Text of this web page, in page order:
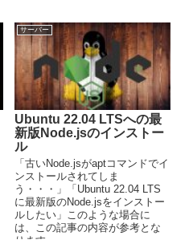
サーバー
Ubuntu 22.04 LTSへの最
新版Node.jsのインストー
ル
「古いNode.jsがaptコマンドでイ
ンストールされてしま
う・・・」「Ubuntu 22.04 LTS
に最新版のNode.jsをインストー
ルしたい」このような場合に
は、この記事の内容が参考とな
ります。